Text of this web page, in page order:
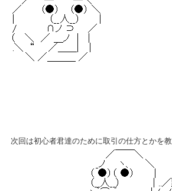
次回は初心者君達のために取引の仕方とかを